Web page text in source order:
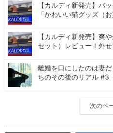
【カルディ新発売】バ
「かわいい猫グッズ（
【カルディ新発売】爽
セット）レビュー！外
離婚を口にしたのは妻
ちのその後のリアル #3
次のペ